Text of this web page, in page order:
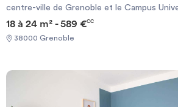
centre-ville de Grenoble et le Campus
au Tram, qui est le moyen de transport
est un véritable atout pour cette
également au rendez-vous avec des
dans les charges. L’accès des non-
limité et soumis à conditions.
18 à 24 m² - 589 €CC
38000 Grenoble